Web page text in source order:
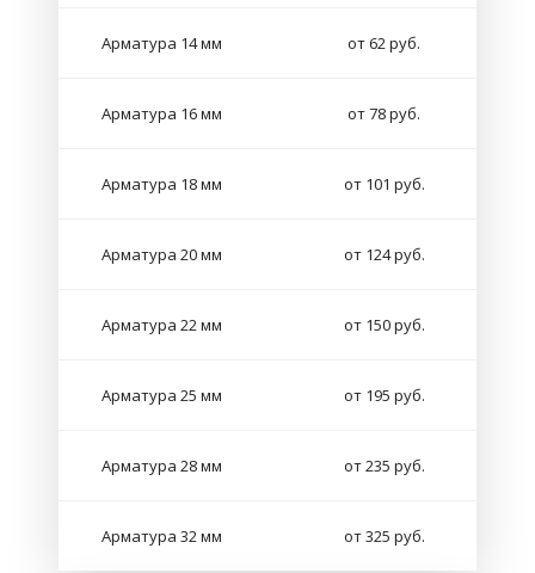
Арматура 14 мм от 62 руб.
Арматура 16 мм от 78 руб.
Арматура 18 мм от 101 руб.
Арматура 20 мм от 124 руб.
Арматура 22 мм от 150 руб.
Арматура 25 мм от 195 руб.
Арматура 28 мм от 235 руб.
Арматура 32 мм от 325 руб.